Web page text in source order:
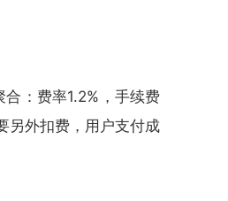
合：费率1.2%，手续费
另外扣费，用户支付成